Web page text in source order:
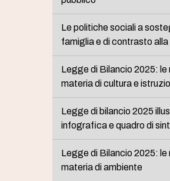
Le politiche sociali a
famiglia e di contrasto
Legge di Bilancio 2025: le
materia di cultura e
Legge di bilancio 2025
infografica e quadro di
Legge di Bilancio 2025: le
materia di ambiente